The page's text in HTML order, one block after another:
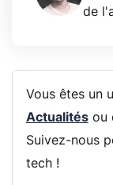
de
Vous êtes un
Actualitésou
Suivez-nous
tech !